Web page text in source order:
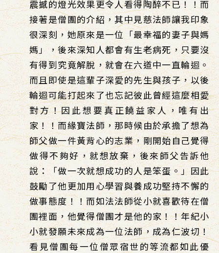
震撼的燈光效果更令人看得陶醉不已！！而
接著是僧團的介紹，其中見慈法師讓我印象
很深刻，她原來是一位「最幸福的妻子與媽
媽」，後來深知人都會有生老病死，只要沒
有得到究竟解脫，就會在六道中一直輪迴。
而且即使是這輩子深愛的先生與孩子，以後
輪迴可能打起來了也忘記彼此曾經這麼相愛
對方！因此想要真正饒益家人，唯有出
家！！而緣寶法師，那時候由於承擔了想為
師父做一件黃背心的志業，剛開始自己覺得
做得不夠好，就想放棄，後來師父告訴他
說：「做一次就想成功的人是笨蛋。」因此
鼓勵了他更加用心學習與養成功堅持不懈的
做事態度！！而如法法師從小就喜歡待在僧
團裡面，他覺得僧團才是他的家！！年紀小
小就發願未來成為一位法師，成為仁波切！
看見僧團每一位僧眾宿世的等流都如此優